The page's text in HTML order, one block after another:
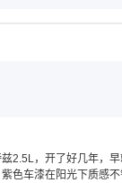
2.5L，开了好几年，
色车漆在阳光下质感